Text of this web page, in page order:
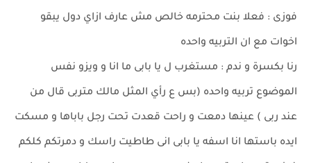
فوزى : فعلا بنت محترمه خالص مش عارف ازاي دول يبقو
اخوات مع ان التربيه واحده
رنا بكسرة و ندم : مستغرب ل يا بابى ما انا و ويزو نفس
الموضوع تربيه واحده (بس ع رأي المثل مالك متربى قال من
عند ربى ) عينها دمعت و راحت قعدت تحت رجل باباها و مسكت
ايده باستها انا اسفه يا بابى انى طاطيت راسك و دمرتكم كلكم